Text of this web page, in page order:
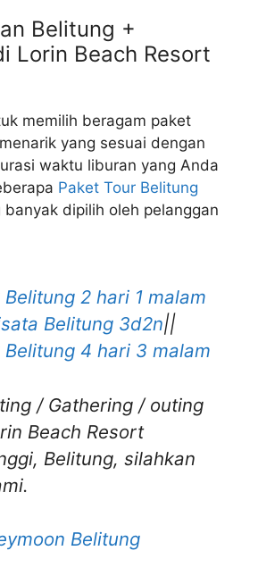
Belitung +
Lorin Beach Resort
memilih beragam paket
yang sesuai dengan
waktu liburan yang Anda
Paket Tour Belitung
banyak dipilih oleh pelanggan
Belitung 2 hari 1 malam
Belitung 3d2n||
Belitung 4 hari 3 malam
/ Gathering / outing
Beach Resort
Belitung, silahkan
Belitung